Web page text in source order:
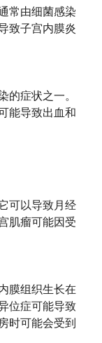
常由细菌感染
致子宫内膜炎
的症状之一。
能导致出血和
可以导致月经
肌瘤可能因受
膜组织生长在
位症可能导致
时可能会受到